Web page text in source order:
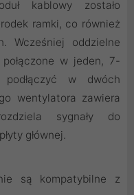
kablowy zostało
ramki, co również
Wcześniej oddzielne
w jeden, 7-
w dwóch
wentylatora zawiera
sygnały do
głównej.
są kompatybilne z